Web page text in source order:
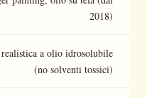
2018)
a olio idrosolubile
(no solventi tossici)